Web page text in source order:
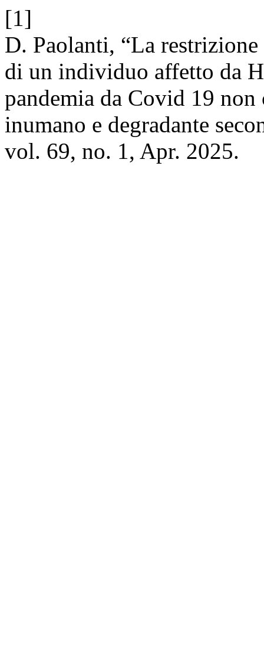
[1]
D. Paolanti, “La
di un individuo affetto da
pandemia da Covid 19
inumano e degradante
vol. 69, no. 1, Apr. 2025.